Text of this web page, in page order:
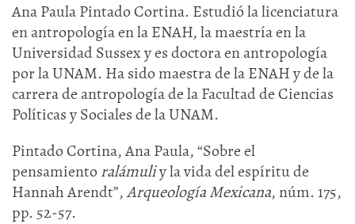
Ana Paula Pintado Cortina. Estudió la licenciatura
en antropología en la ENAH, la maestría en la
Universidad Sussex y es doctora en antropología
por la UNAM. Ha sido maestra de la ENAH y de la
carrera de antropología de la Facultad de Ciencias
Políticas y Sociales de la UNAM.
Pintado Cortina, Ana Paula, “Sobre el
pensamientoralámuliy la vida del espíritu de
Hannah Arendt”,Arqueología Mexicana, núm. 175,
pp. 52-57.